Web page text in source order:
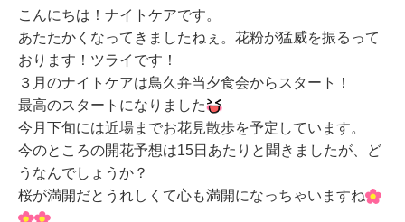
こんにちは！ナイトケアです。
あたたかくなってきましたねぇ。花粉が猛威を振るって
おります！ツライです！
３月のナイトケアは鳥久弁当夕食会からスタート！
最高のスタートになりました
今月下旬には近場までお花見散歩を予定しています。
今のところの開花予想は15日あたりと聞きましたが、ど
うなんでしょうか？
桜が満開だとうれしくて心も満開になっちゃいますね